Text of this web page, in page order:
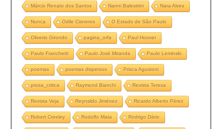
Márcio Renato dos Santos Nanni Balestrini Nara Alves
Nunca Odile Cisneros O Estado de São Paulo
Oliverio Girondo pagina_orfa Paul Hoover
Paulo Franchetti Paulo José Miranda Paulo Leminski
poemas poemas dispersos Prisca Agustoni
prosa_critica Raymond Bianchi Revista Teresa
Revista Veja Reynaldo Jiménez Ricardo Alberto Pérez
Robert Creeley Rodolfo Mata Rodrigo Dário